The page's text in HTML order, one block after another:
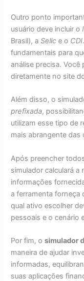
Outro ponto
usuário deve incluir o
Brasil), aSelic e o CDI
fundamentais para
análise precisa.
diretamente no site
Além disso, o
prefixada,
utilizam esse tipo de
mais abrangente
Após preencher
simulador calculará a
informações
a ferramenta forneça
qual ativo escolher
pessoais e o cenário
Por fim, osimulador
maneira de ajudar
informadas,
suas aplicações